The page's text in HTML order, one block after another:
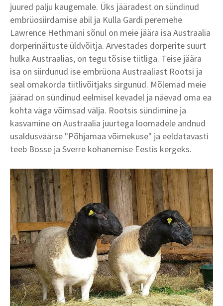
juured palju kaugemale. Üks jääradest on sündinud
embrüosiirdamise abil ja Kulla Gardi peremehe
Lawrence Hethmani sõnul on meie jäära isa Austraalia
dorperinäituste üldvõitja. Arvestades dorperite suurt
hulka Austraalias, on tegu tõsise tiitliga. Teise jäära
isa on siirdunud ise embrüona Austraaliast Rootsi ja
seal omakorda tiitlivõitjaks sirgunud. Mõlemad meie
jäärad on sündinud eelmisel kevadel ja näevad oma ea
kohta väga võimsad välja. Rootsis sündimine ja
kasvamine on Austraalia juurtega loomadele andnud
usaldusväärse "Põhjamaa võimekuse" ja eeldatavasti
teeb Bosse ja Sverre kohanemise Eestis kergeks.